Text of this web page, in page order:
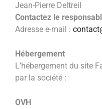
Jean-Pierre Deltreil
Contactez le
Adresse e-mail :
Hébergement
L’hébergement du site
par la société :
OVH